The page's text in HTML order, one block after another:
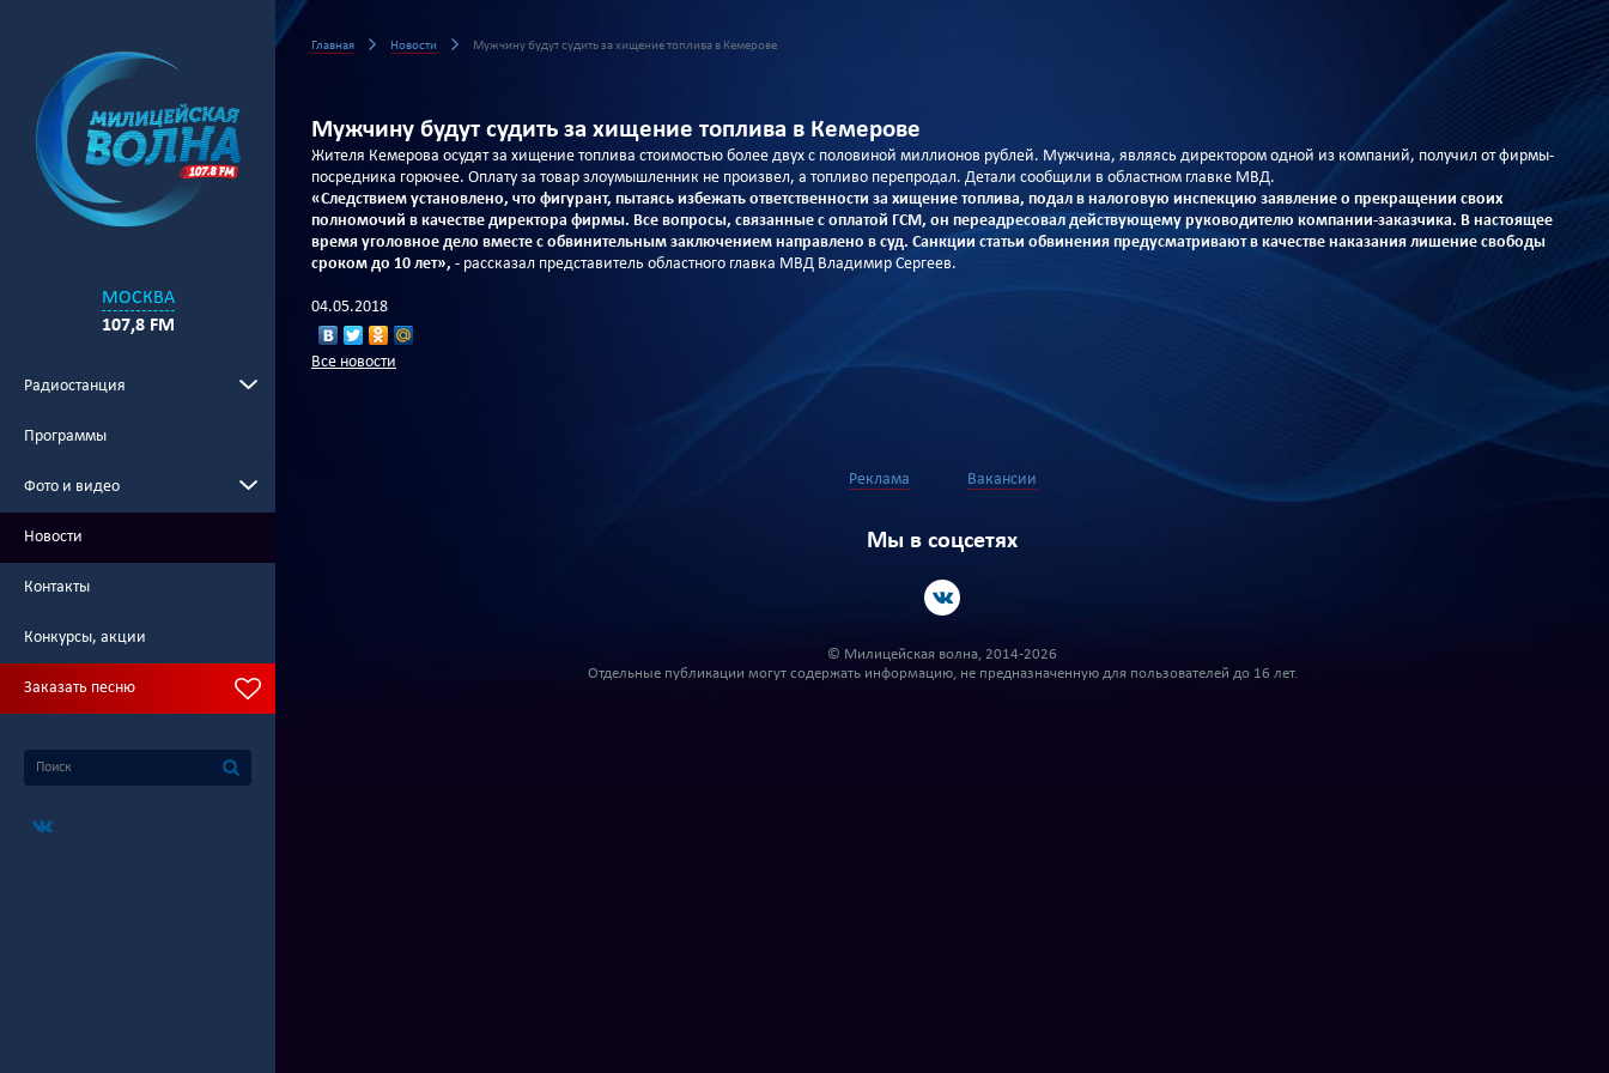
МОСКВА
107,8 FM
Радиостанция
Программы
Фото и видео
Новости
Контакты
Конкурсы, акции
Заказать песню
Главная Новости Мужчину будут судить за хищение топлива в Кемерове
Мужчину будут судить за хищение топлива в Кемерове
Жителя Кемерова осудят за хищение топлива стоимостью более двух с половиной миллионов рублей. Мужчина, являясь директором одной из компаний, получил от фирмы-
посредника горючее. Оплату за товар злоумышленник не произвел, а топливо перепродал. Детали сообщили в областном главке МВД.
«Следствием установлено, что фигурант, пытаясь избежать ответственности за хищение топлива, подал в налоговую инспекцию заявление о прекращении своих
полномочий в качестве директора фирмы. Все вопросы, связанные с оплатой ГСМ, он переадресовал действующему руководителю компании-заказчика. В настоящее
время уголовное дело вместе с обвинительным заключением направлено в суд. Санкции статьи обвинения предусматривают в качестве наказания лишение свободы
сроком до 10 лет», - рассказал представитель областного главка МВД Владимир Сергеев.
04.05.2018
Все новости
Реклама Вакансии
Мы в соцсетях
© Милицейская волна, 2014-2026
Отдельные публикации могут содержать информацию, не предназначенную для пользователей до 16 лет.